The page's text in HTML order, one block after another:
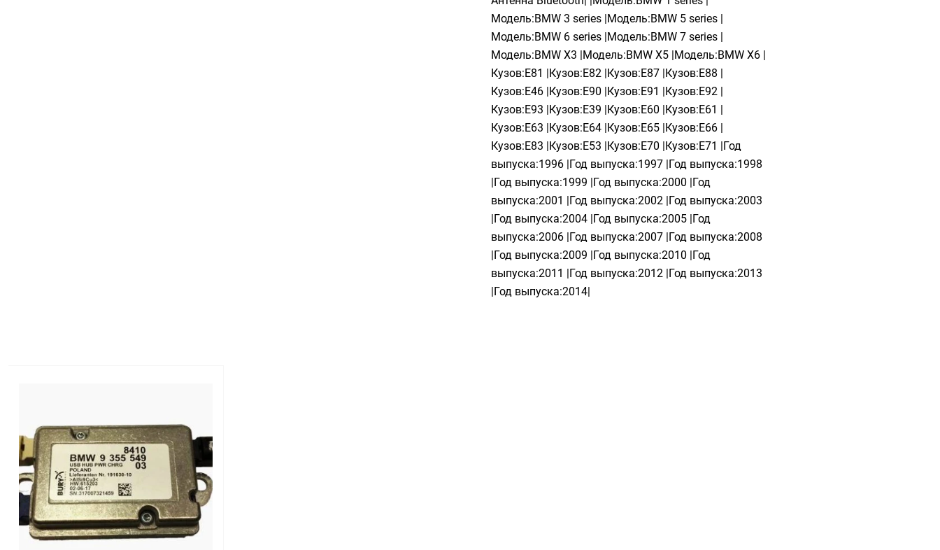
Модель:BMW 3 series |Модель:BMW 5 series |
Модель:BMW 6 series |Модель:BMW 7 series |
Модель:BMW X3 |Модель:BMW X5 |Модель:BMW X6 |
Кузов:E81 |Кузов:E82 |Кузов:E87 |Кузов:E88 |
Кузов:E46 |Кузов:E90 |Кузов:E91 |Кузов:E92 |
Кузов:E93 |Кузов:E39 |Кузов:E60 |Кузов:E61 |
Кузов:E63 |Кузов:E64 |Кузов:E65 |Кузов:E66 |
Кузов:E83 |Кузов:E53 |Кузов:E70 |Кузов:E71 |Год
выпуска:1996 |Год выпуска:1997 |Год выпуска:1998
|Год выпуска:1999 |Год выпуска:2000 |Год
выпуска:2001 |Год выпуска:2002 |Год выпуска:2003
|Год выпуска:2004 |Год выпуска:2005 |Год
выпуска:2006 |Год выпуска:2007 |Год выпуска:2008
|Год выпуска:2009 |Год выпуска:2010 |Год
выпуска:2011 |Год выпуска:2012 |Год выпуска:2013
|Год выпуска:2014|